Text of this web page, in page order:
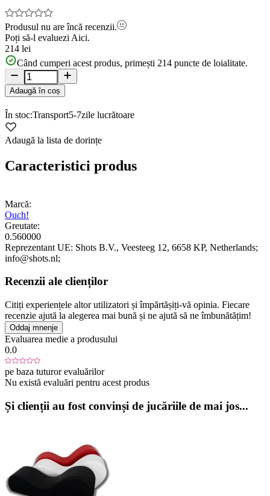
Produsul nu are încă recenzii.
Poți să-l evaluezi Aici.
214 lei
Când cumperi acest produs, primești 214 puncte de loialitate.
Adaugă în coș
În stoc:Transport5-7zile lucrătoare
Adaugă la lista de dorințe
Caracteristici produs
Marcă:
Ouch!
Greutate:
0.560000
Reprezentant UE: Shots B.V., Veesteeg 12, 6658 KP, Netherlands;
info@shots.nl;
Recenzii ale clienților
Citiți experiențele altor utilizatori și împărtășiți-vă opinia. Fiecare
recenzie ajută la alegerea mai bună și ne ajută să ne îmbunătățim!
Oddaj mnenje
Evaluarea medie a produsului
0.0
pe baza tuturor evaluărilor
Nu există evaluări pentru acest produs
Și clienții au fost convinși de jucăriile de mai jos...